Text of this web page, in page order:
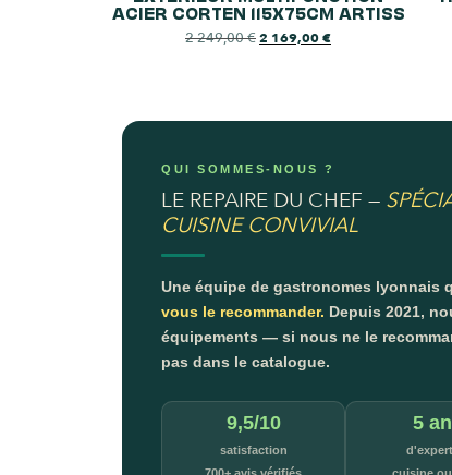
ACIER CORTEN 115X75CM ARTISS
2 249,00€2 169,00€
QUI SOMMES-NOUS ?
LE REPAIRE DU CHEF —
CUISINE CONVIVIAL
Une équipe de gastronomes lyonnais
vous le recommander. Depuis 2021,
équipements — si nous ne le
pas dans le catalogue.
9,5/10
satisfaction
5